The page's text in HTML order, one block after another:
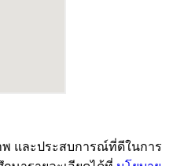
และประสบการณ์ที่ดีในการ